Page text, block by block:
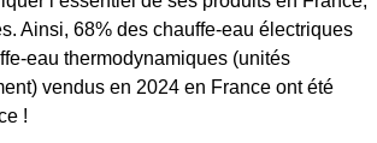
Ainsi, 68% des chauffe-eau électriques
eau thermodynamiques (unités
vendus en 2024 en France ont été
!